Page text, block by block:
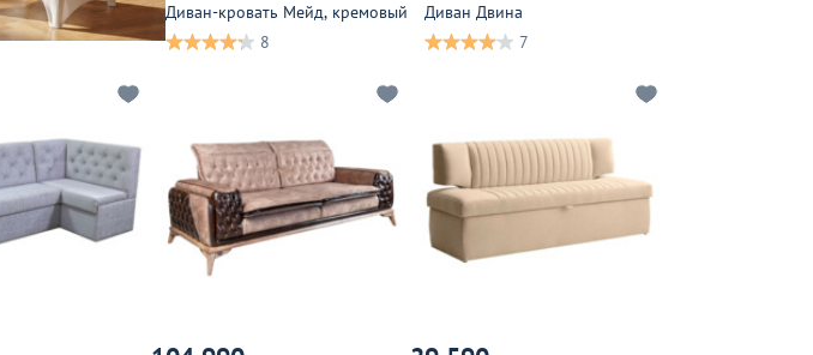
Диван-кровать Мейд, кремовый
8
Диван Двина
7